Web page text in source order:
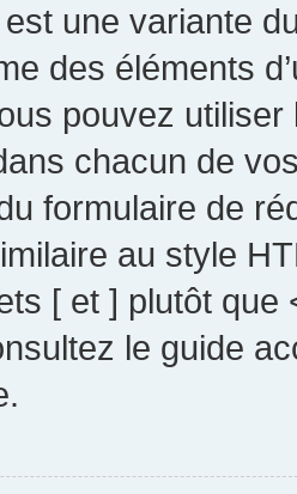
une variante
des éléments
pouvez
chacun de
formulaire de
au style
[ et ] plutôt que
le guide